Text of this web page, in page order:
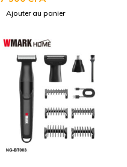
EL14
Ajouter au panier